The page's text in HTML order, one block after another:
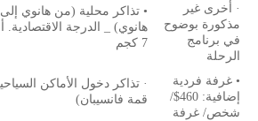
· أخرى غير
مذكورة بوضوح
في برنامج
الرحلة
• تذاكر محلية (من هانوي إلى
7 كجم
• غرفة فردية
إضافية: 460$/
شخص/ غرفة
· تذاكر دخول الأماكن
قمة فانسيبان)